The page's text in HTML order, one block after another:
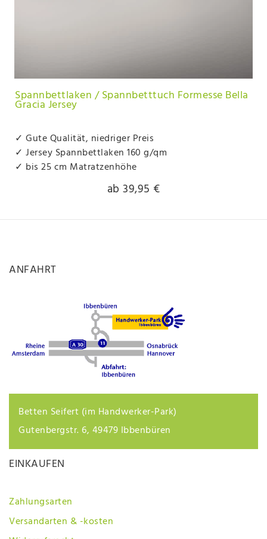
Spannbettlaken / Spannbetttuch Formesse Bella
Gracia Jersey
✓ Gute Qualität, niedriger Preis
✓ Jersey Spannbettlaken 160 g/qm
✓ bis 25 cm Matratzenhöhe
ab 39,95 €
ANFAHRT
Betten Seifert (im Handwerker-Park)
Gutenbergstr. 6, 49479 Ibbenbüren
EINKAUFEN
Zahlungsarten
Versandarten & -kosten